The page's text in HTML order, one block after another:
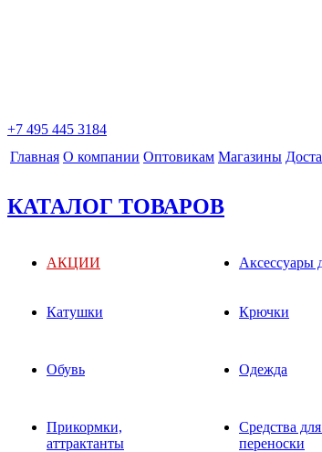
+7 495 445 3184
Главная О компании Оптовикам Магазины
КАТАЛОГ ТОВАРОВ
АКЦИИ Аксессуары
Катушки Крючки
Обувь Одежда
Прикормки,
аттрактанты
Средства
переноски